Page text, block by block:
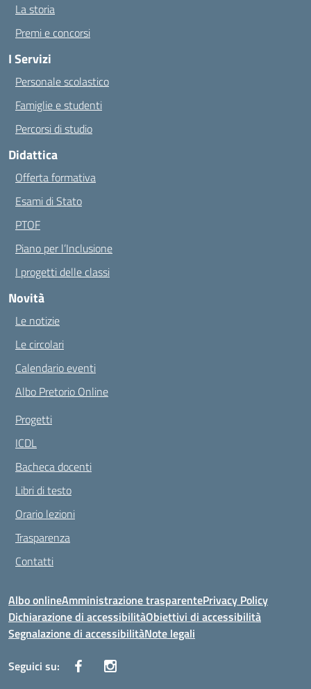
La storia
Premi e concorsi
I Servizi
Personale scolastico
Famiglie e studenti
Percorsi di studio
Didattica
Offerta formativa
Esami di Stato
PTOF
Piano per l’Inclusione
I progetti delle classi
Novità
Le notizie
Le circolari
Calendario eventi
Albo Pretorio Online
Progetti
ICDL
Bacheca docenti
Libri di testo
Orario lezioni
Trasparenza
Contatti
Albo onlineAmministrazione trasparentePrivacy Policy
Dichiarazione di accessibilitàObiettivi di accessibilità
Segnalazione di accessibilitàNote legali
Seguici su: